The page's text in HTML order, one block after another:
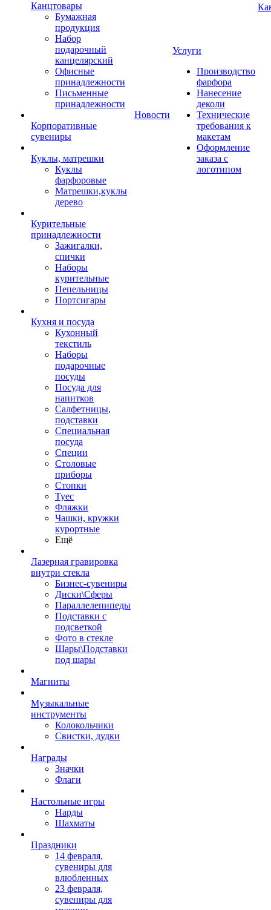
Канцтовары
Бумажная
продукция
Набор
подарочный
канцелярский
Офисные
принадлежности
Письменные
принадлежности
Корпоративные
сувениры
Куклы, матрешки
Куклы
фарфоровые
Матрешки,куклы
дерево
Курительные
принадлежности
Зажигалки,
спички
Наборы
курительные
Пепельницы
Портсигары
Кухня и посуда
Кухонный
текстиль
Наборы
подарочные
посуды
Посуда для
напитков
Салфетницы,
подставки
Специальная
посуда
Специи
Столовые
приборы
Стопки
Туес
Фляжки
Чашки, кружки
курортные
Ещё
Лазерная гравировка
внутри стекла
Бизнес-сувениры
Диски\Сферы
Параллелепипеды
Подставки с
подсветкой
Фото в стекле
Шары\Подставки
под шары
Магниты
Музыкальные
инструменты
Колокольчики
Свистки, дудки
Награды
Значки
Флаги
Настольные игры
Нарды
Шахматы
Праздники
14 февраля,
сувениры для
влюбленных
23 февраля,
сувениры для
Новости
Услуги
Производство
фарфора
Нанесение
деколи
Технические
требования к
макетам
Оформление
заказа с
логотипом